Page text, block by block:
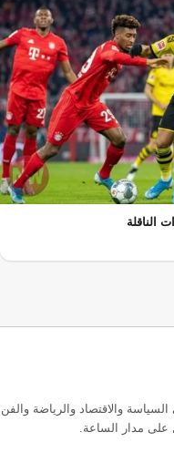
والاقتصاد والرياضة والفن
على مدار الساعة.